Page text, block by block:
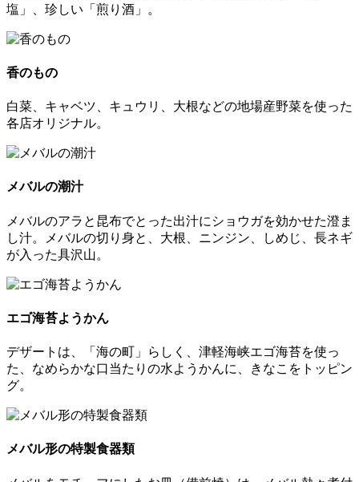
塩」、珍しい「煎り酒」。
香のもの
白菜、キャベツ、キュウリ、大根などの地場産野菜を使った
各店オリジナル。
メバルの潮汁
メバルのアラと昆布でとった出汁にショウガを効かせた澄ま
し汁。メバルの切り身と、大根、ニンジン、しめじ、長ネギ
が入った具沢山。
エゴ海苔ようかん
デザートは、「海の町」らしく、津軽海峡エゴ海苔を使っ
た、なめらかな口当たりの水ようかんに、きなこをトッピン
グ。
メバル形の特製食器類